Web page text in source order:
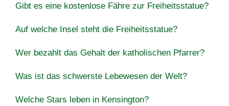
Gibt es eine kostenlose Fähre zur Freiheitsstatue?
Auf welche Insel steht die Freiheitsstatue?
Wer bezahlt das Gehalt der katholischen Pfarrer?
Was ist das schwerste Lebewesen der Welt?
Welche Stars leben in Kensington?